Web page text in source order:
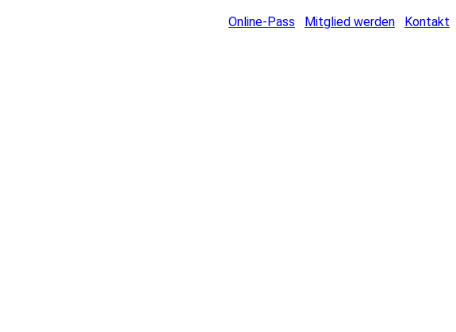
Online-Pass Mitglied werden Kontakt